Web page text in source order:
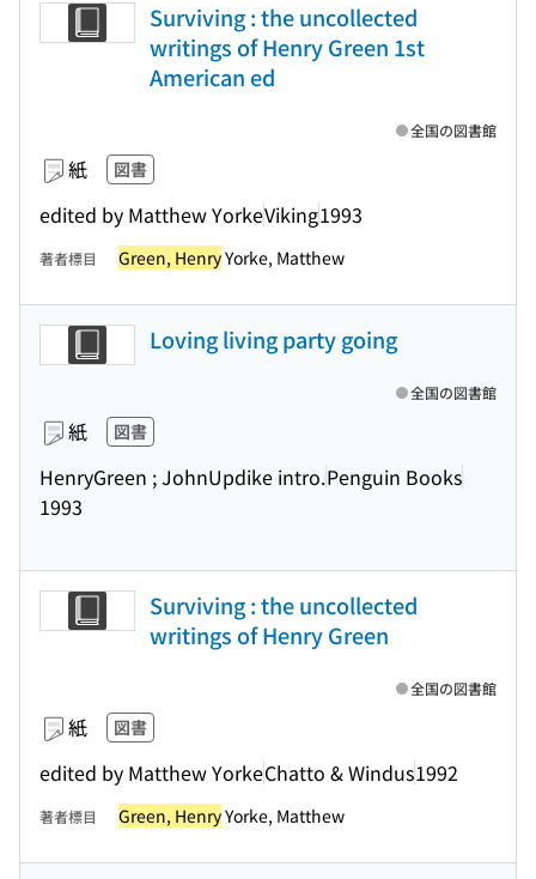
Surviving : the uncollected
writings of Henry Green 1st
American ed
紙 図書
edited by Matthew YorkeViking1993
全国の図書館
著者標目 Green, HenryYorke, Matthew
Loving living party going
紙 図書
HenryGreen ; JohnUpdike intro.Penguin Books
1993
全国の図書館
Surviving : the uncollected
writings of Henry Green
紙 図書
edited by Matthew YorkeChatto & Windus1992
全国の図書館
著者標目 Green, HenryYorke, Matthew